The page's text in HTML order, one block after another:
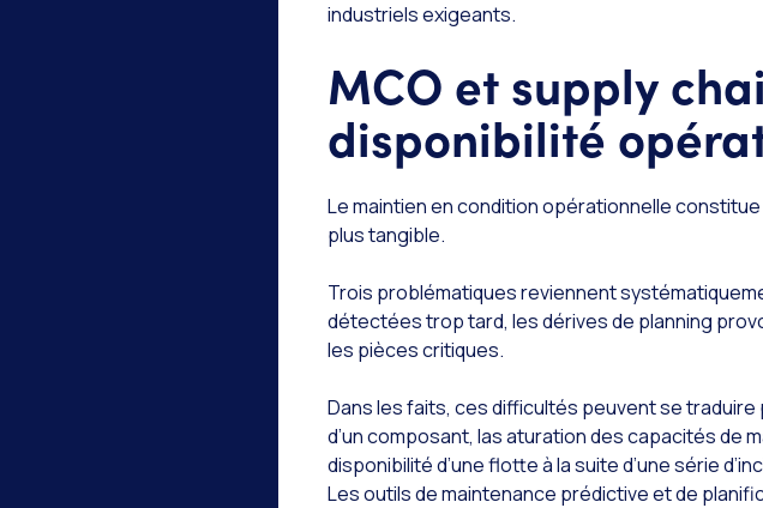
industriels exigeants.
MCO et supply
disponibilité
Le maintien en condition opérationnelle constitue
plus tangible.
Trois problématiques reviennent
détectées trop tard, les dérives de planning
les pièces critiques.
Dans les faits, ces difficultés peuvent se traduire
d’un composant, las aturation des capacités de
disponibilité d’une flotte à la suite d’une série
Les outils de maintenance prédictive et de